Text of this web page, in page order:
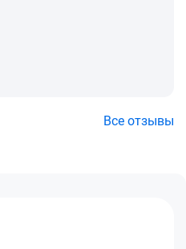
Все отзывы